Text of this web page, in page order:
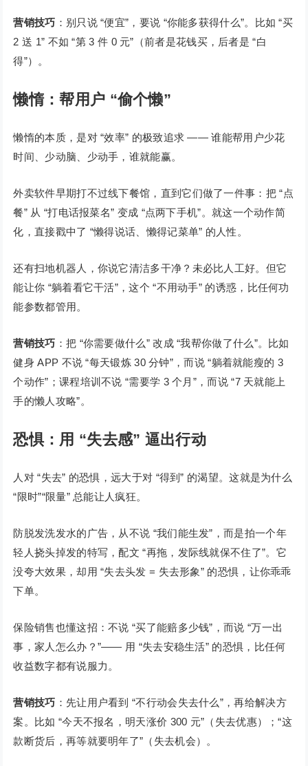
营销技巧 ：别只说 “便宜”，要说 “你能多获得什么”。比如 “买
2 送 1” 不如 “第 3 件 0 元”（前者是花钱买，后者是 “白
得”）。
懒惰：帮用户 “偷个懒”
懒惰的本质，是对 “效率” 的极致追求 —— 谁能帮用户少花
时间、少动脑、少动手，谁就能赢。
外卖软件早期打不过线下餐馆，直到它们做了一件事：把 “点
餐” 从 “打电话报菜名” 变成 “点两下手机”。就这一个动作简
化，直接戳中了 “懒得说话、懒得记菜单” 的人性。
还有扫地机器人，你说它清洁多干净？未必比人工好。但它
能让你 “躺着看它干活”，这个 “不用动手” 的诱惑，比任何功
能参数都管用。
营销技巧 ：把 “你需要做什么” 改成 “我帮你做了什么”。比如
健身 APP 不说 “每天锻炼 30 分钟”，而说 “躺着就能瘦的 3
个动作”；课程培训不说 “需要学 3 个月”，而说 “7 天就能上
手的懒人攻略”。
恐惧：用 “失去感” 逼出行动
人对 “失去” 的恐惧，远大于对 “得到” 的渴望。这就是为什么
“限时”“限量” 总能让人疯狂。
防脱发洗发水的广告，从不说 “我们能生发”，而是拍一个年
轻人挠头掉发的特写，配文 “再拖，发际线就保不住了”。它
没夸大效果，却用 “失去头发 = 失去形象” 的恐惧，让你乖乖
下单。
保险销售也懂这招：不说 “买了能赔多少钱”，而说 “万一出
事，家人怎么办？”—— 用 “失去安稳生活” 的恐惧，比任何
收益数字都有说服力。
营销技巧 ：先让用户看到 “不行动会失去什么”，再给解决方
案。比如 “今天不报名，明天涨价 300 元”（失去优惠）；“这
款断货后，再等就要明年了”（失去机会）。